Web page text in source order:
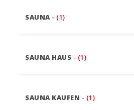
SAUNA - (1)
SAUNA HAUS - (1)
SAUNA KAUFEN - (1)